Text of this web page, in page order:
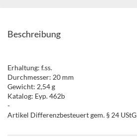
Beschreibung
Erhaltung: f.ss.
Durchmesser: 20 mm
Gewicht: 2,54 g
Katalog: Eyp. 462b
-
Artikel Differenzbesteuert gem. § 24 UStG